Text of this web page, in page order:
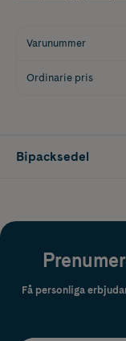
Varunummer
Ordinarie pris
Bipacksedel
Få personliga